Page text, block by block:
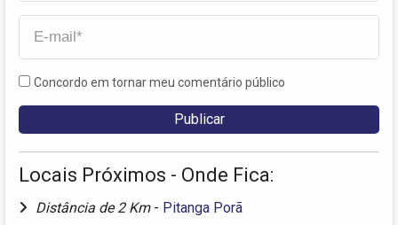
Concordo em tornar meu comentário público
Locais Próximos - Onde Fica:
Distância de 2 Km - Pitanga Porã